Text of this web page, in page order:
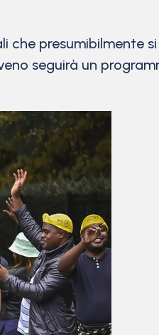
che presumibilmente
seguirà un